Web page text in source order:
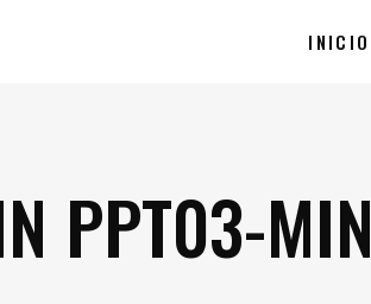
INICIO
PPT03-MIN